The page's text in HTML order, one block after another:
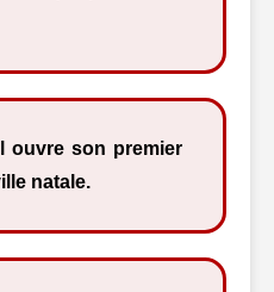
ouvre son premier
natale.